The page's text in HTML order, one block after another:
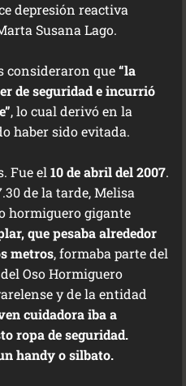
depresión reactiva
Susana Lago.
consideraron que“la
de seguridad e incurrió
, lo cual derivó en la
haber sido evitada.
Fue el 10 de abril del 2007.
de la tarde, Melisa
hormiguero gigante
que pesaba alrededor
metros, formaba parte del
Oso Hormiguero
y de la entidad
cuidadora iba a
ropa de seguridad.
handy o silbato.